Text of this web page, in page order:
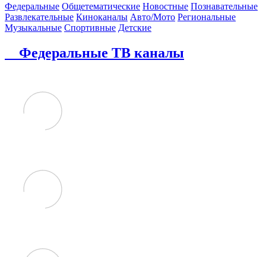
Федеральные Общетематические Новостные Познавательные
Развлекательные Киноканалы Авто/Мото Региональные
Музыкальные Спортивные Детские
Федеральные ТВ каналы